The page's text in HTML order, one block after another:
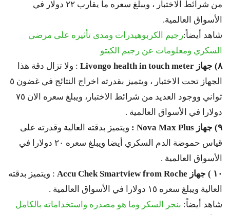
من شرائط الاختبار ، ويبلغ سعره ما يقارب ٢٢ دولار في
الأسواق العالمية.
شاهد أيضاً:رجيم الكربوهيدرات ومدى تأثيره على مرضى
السكري ومعلومات عن رجيم الكيتو
٨) جهاز
Livongo health in touch meter : ولا تزال دقة هذا
الجهاز تحت الاختبار ، ويتميز بقدرته اخراج النتائج في غضون ٥
ثواني ووجود العديد من شرائط الاختبار، ويبلغ سعره الان ٧٥
دولارا في الأسواق العالمية .
٩) جهاز
Nova Max Plus
: ويتميز بدقته العالية وقدرته على
قياس حموضة الدم السكري أيضا ويبلغ سعره ٢٠ دولارا في
الأسواق العالمية .
١٠ ) جهاز
Accu Chek Smartview from Roche : ويتميز بدقته
العالية ويبلغ سعره ١٥ دولارا في الأسواق العالمية .
شاهد أيضاً: بنجر السكر وما هو مصدره واستخداماته بالكامل